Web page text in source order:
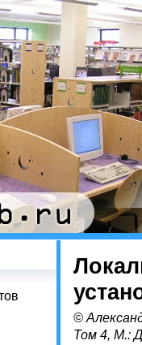
©
Том 4, М.: